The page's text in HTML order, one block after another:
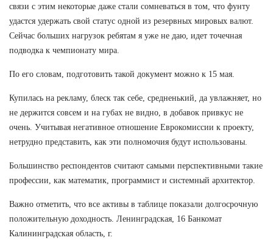
связи с этим некоторые даже стали сомневаться в том, что фунту
удастся удержать свой статус одной из резервных мировых валют.
Сейчас больших нагрузок ребятам я уже не даю, идет точечная
подводка к чемпионату мира.
По его словам, подготовить такой документ можно к 15 мая.
Купилась на рекламу, блеск так себе, средненький, да увлажняет, но
не держится совсем и на губах не видно, в добавок привкус не
очень. Учитывая негативное отношение Еврокомиссии к проекту,
нетрудно представить, как эти полномочия будут использованы.
Большинство респондентов считают самыми перспективными такие
профессии, как математик, программист и системный архитектор.
Важно отметить, что все активы в таблице показали долгосрочную
положительную доходность. Ленинградская, 16 Банкомат
Калининградская область, г.